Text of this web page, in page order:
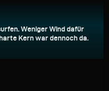
Weniger Wind dafür
Kern war dennoch da.